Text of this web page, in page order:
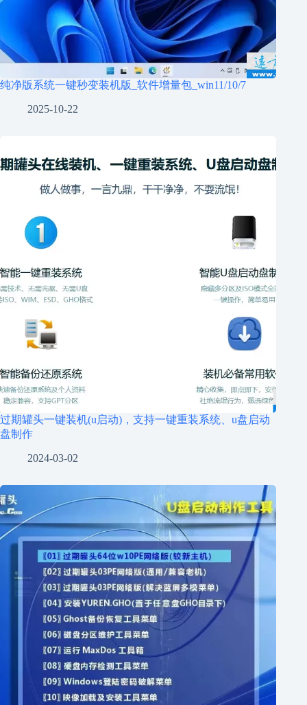
纯净版系统一键秒变装机版_软件增量包_win11/10/7
2025-10-22
过期罐头一键装机(u启动)，支持一键重装系统、u盘启动
盘制作
2024-03-02